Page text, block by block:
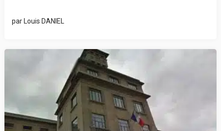
par Louis DANIEL